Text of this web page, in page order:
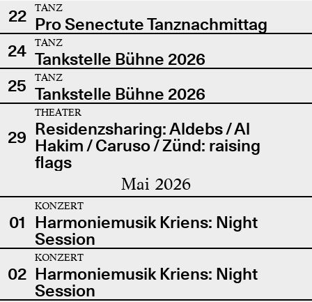
22
TANZ
Pro Senectute Tanznachmittag
24
TANZ
Tankstelle Bühne 2026
25
TANZ
Tankstelle Bühne 2026
29
THEATER
Residenzsharing: Aldebs / Al
Hakim / Caruso / Zünd: raising
flags
Mai 2026
01
KONZERT
Harmoniemusik Kriens: Night
Session
02
KONZERT
Harmoniemusik Kriens: Night
Session